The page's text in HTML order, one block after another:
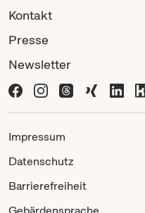
Kontakt
Presse
Newsletter
Impressum
Datenschutz
Barrierefreiheit